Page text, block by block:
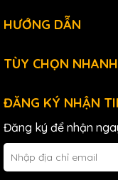
HƯỚNG DẪN
TÙY CHỌN NHANH
ĐĂNG KÝ NHẬN
Đăng ký để nhận